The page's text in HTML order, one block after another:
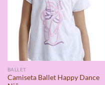
BALLET
Camiseta Ballet Happy Dance